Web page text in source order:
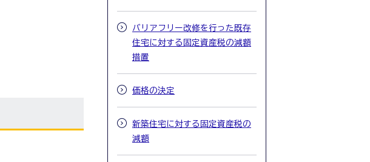
バリアフリー改修を行った既存
住宅に対する固定資産税の減額
措置
価格の決定
新築住宅に対する固定資産税の
減額